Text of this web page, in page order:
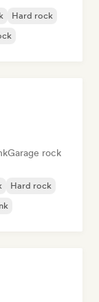
Hard rock
Garage rock
Hard rock